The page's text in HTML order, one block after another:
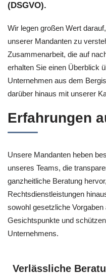
(DSGVO).
Wir legen großen Wert
unserer Mandanten zu
Zusammenarbeit, die auf
erhalten Sie einen Überblick
Unternehmen aus dem
darüber hinaus mit unserer
Erfahrungen
Unsere Mandanten heben
unseres Teams, die
ganzheitliche Beratung
Rechtsdienstleistungen
sowohl gesetzliche
Gesichtspunkte und
Unternehmens.
Verlässliche